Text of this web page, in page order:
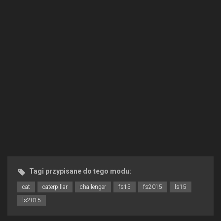
Tagi przypisane do tego modu:
cat caterpillar challenger fs15 fs2015
ls15
ls2015